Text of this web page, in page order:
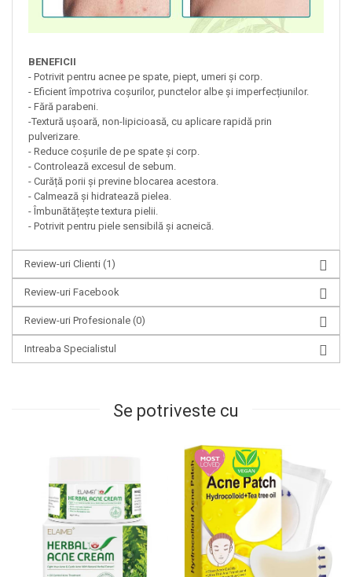
BENEFICII
- Potrivit pentru acnee pe spate, piept, umeri și corp.
- Eficient împotriva coșurilor, punctelor albe și imperfecțiunilor.
- Fără parabeni.
-Textură ușoară, non-lipicioasă, cu aplicare rapidă prin
pulverizare.
- Reduce coșurile de pe spate și corp.
- Controlează excesul de sebum.
- Curăță porii și previne blocarea acestora.
- Calmează și hidratează pielea.
- Îmbunătățește textura pielii.
- Potrivit pentru piele sensibilă și acneică.
Review-uri Clienti (1)
Review-uri Facebook
Review-uri Profesionale (0)
Intreaba Specialistul
Se potriveste cu